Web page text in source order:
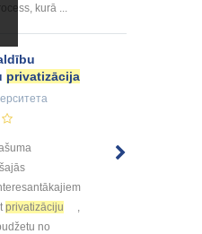
kurā ...
privatizācija
privatizāciju
no